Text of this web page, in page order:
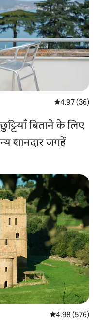
औसत रेटिंग 5 में
4.97 (36)
बिताने के लिए
शानदार जगहें
औसत रेटिंग 5 में से
4.98 (576)